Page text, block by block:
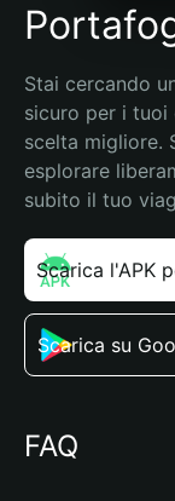
Stai cercando
sicuro per i tuoi
scelta migliore.
esplorare
subito il tuo
Scarica l'APK
Scarica su
FAQ